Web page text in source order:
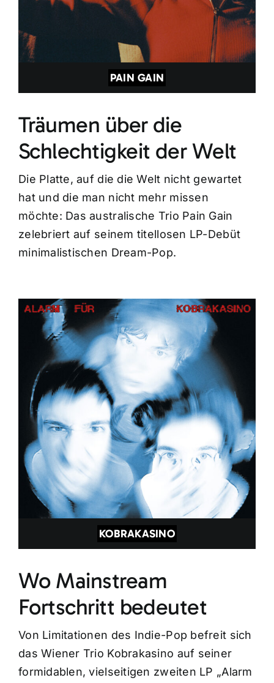
PAIN GAIN
Träumen über die
Schlechtigkeit der Welt
Die Platte, auf die die Welt nicht gewartet
hat und die man nicht mehr missen
möchte: Das australische Trio Pain Gain
zelebriert auf seinem titellosen LP-Debüt
minimalistischen Dream-Pop.
KOBRAKASINO
Wo Mainstream
Fortschritt bedeutet
Von Limitationen des Indie-Pop befreit sich
das Wiener Trio Kobrakasino auf seiner
formidablen, vielseitigen zweiten LP „Alarm